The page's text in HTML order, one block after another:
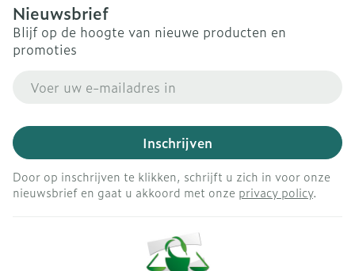
Nieuwsbrief
Blijf op de hoogte van nieuwe producten en
promoties
Inschrijven
Door op inschrijven te klikken, schrijft u zich in voor onze
nieuwsbrief en gaat u akkoord met onze privacy policy.